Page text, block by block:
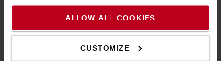
ALLOW ALL COOKIES
CUSTOMIZE
Špecifikácia